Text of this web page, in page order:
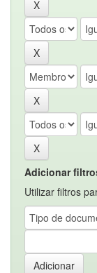
Adicionar
Utilizar filtros